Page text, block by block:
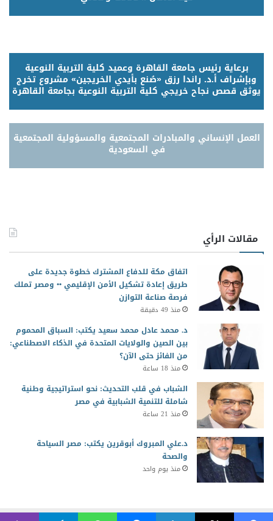
برعاية رئيس جامعة القاهرة وعميد كلية التربية النوعية
وبإشراف أ.د. راندا رزق «صُنع بأيدي الخريجين» مشروع تخرج
يوثق قصص نجاح خريجي كلية التربية النوعية بجامعة القاهرة
العمل الإنساني والمبادرات المجتمعية والمسؤولية المجتمعية
في السعودية
مقالات الرأي
اتفاق مكة للدفاع المشترك خطوة جديدة على
طريق إعادة تشكيل الأمن الإقليمي •• ومصر تملك
فرصة صناعة التوازن
منذ 49 دقيقة
د. محمد عادل محمد سعيد يكتب: السباق المحموم
بين الصين والولايات المتحدة في الذكاء الاصطناعي:
من الفائز حتى الآن؟
منذ 18 ساعة
الشباب في قلب التحديث: نحو استراتيجية وطنية
شاملة للتنمية الشبابية في مصر
منذ 21 ساعة
د.علي المبروك أبوقرين يكتب: مصر السياحة
والصحة
منذ يوم واحد